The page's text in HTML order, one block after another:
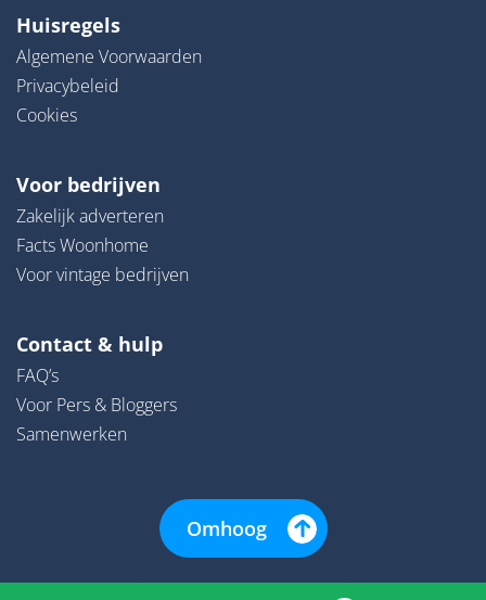
Huisregels
Algemene Voorwaarden
Privacybeleid
Cookies
Voor bedrijven
Zakelijk adverteren
Facts Woonhome
Voor vintage bedrijven
Contact & hulp
FAQ’s
Voor Pers & Bloggers
Samenwerken
Omhoog